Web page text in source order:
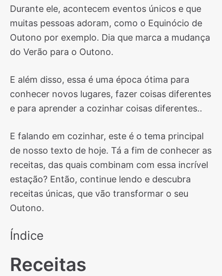
Durante ele, acontecem eventos únicos e que
muitas pessoas adoram, como o Equinócio de
Outono por exemplo. Dia que marca a mudança
do Verão para o Outono.
E além disso, essa é uma época ótima para
conhecer novos lugares, fazer coisas diferentes
e para aprender a cozinhar coisas diferentes..
E falando em cozinhar, este é o tema principal
de nosso texto de hoje. Tá a fim de conhecer as
receitas, das quais combinam com essa incrível
estação? Então, continue lendo e descubra
receitas únicas, que vão transformar o seu
Outono.
Índice
Receitas